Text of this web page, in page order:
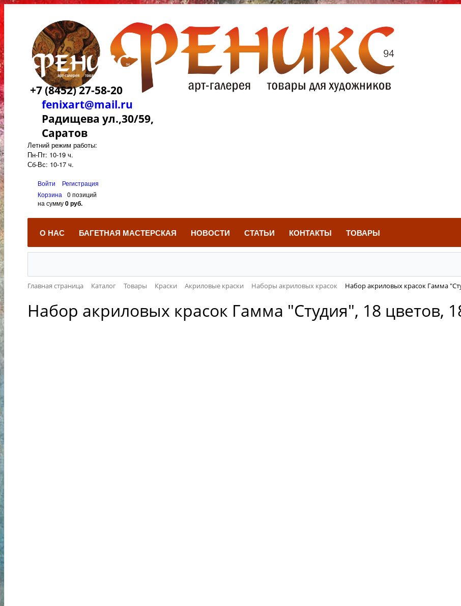
+7 (8452) 27-58-20
fenixart@mail.ru
Радищева ул.,30/59,
Саратов
Летний режим работы:
Пн-Пт: 10-19 ч.
Сб-Вс: 10-17 ч.
Войти
Регистрация
Корзина
0 позиций
на сумму0 руб.
О НАС БАГЕТНАЯ МАСТЕРСКАЯ НОВОСТИ СТАТЬИ КОНТАКТЫ ТОВАРЫ
Главная страница Каталог Товары Краски Акриловые краски Наборы акриловых красок Набор акриловых красок Гамма
Набор акриловых красок Гамма "Студия", 18 цветов,